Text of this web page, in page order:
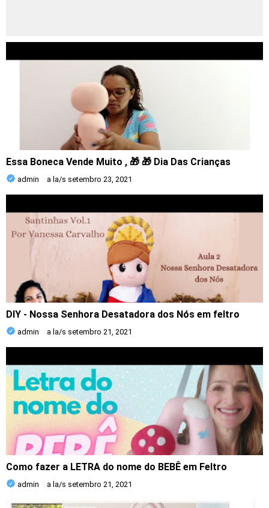
Essa Boneca Vende Muito , 🎁 🎁 Dia Das Crianças
admin a la/s setembro 23, 2021
DIY - Nossa Senhora Desatadora dos Nós em feltro
admin a la/s setembro 21, 2021
Como fazer a LETRA do nome do BEBÊ em Feltro
admin a la/s setembro 21, 2021